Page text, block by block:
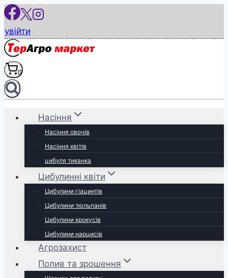
Перейти
вмісту
увійти
0
Насіння
Насіння овочів
Насіння квітів
цибуля тиканка
Цибулинні квіти
Цибулини гіацинтів
Цибулини тюльпанів
Цибулини крокусів
Цибулини нарцисів
Агрозахист
Полив та зрошення